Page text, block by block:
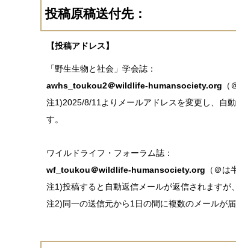
投稿原稿送付先：
【投稿アドレス】
「野生生物と社会」学会誌：
awhs_toukou2＠wildlife-humansociety.org
注1)2025/8/11よりメールアドレスを変更し、自
す。
ワイルドライフ・フォーラム誌：
wf_toukou＠wildlife-humansociety.org （＠は
注1)投稿すると自動返信メールが返信されますが
注2)同一の送信元から1日の間に複数のメールが